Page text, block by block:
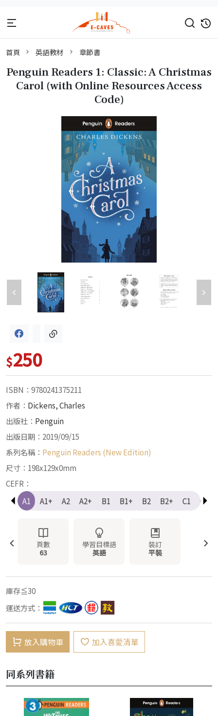
首頁 英語教材 章節書
Penguin Readers 1: Classic: A Christmas
Carol (with Online Resources Access
Code)
$250
ISBN：9780241375211
作者： Dickens, Charles
出版社： Penguin
出版日期：2019/09/15
系列名稱： Penguin Readers (New Edition)
尺寸：198x129x0mm
CEFR：
A1
A1 A1+ A2 A2+ B1 B1+ B2 B2+ C1 C1+
頁數
63
學習目標語
英語
裝訂
平裝
庫存≦30
運送方式：
放入購物車 加入喜愛清單
同系列書籍